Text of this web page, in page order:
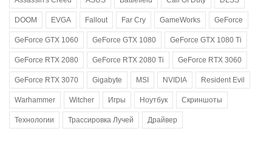
DOOM EVGA Fallout Far Cry GameWorks GeForce
GeForce GTX 1060 GeForce GTX 1080 GeForce GTX 1080 Ti
GeForce RTX 2080 GeForce RTX 2080 Ti GeForce RTX 3060
GeForce RTX 3070 Gigabyte MSI NVIDIA Resident Evil
Warhammer Witcher Игры Ноутбук Скриншоты
Технологии Трассировка Лучей Драйвер